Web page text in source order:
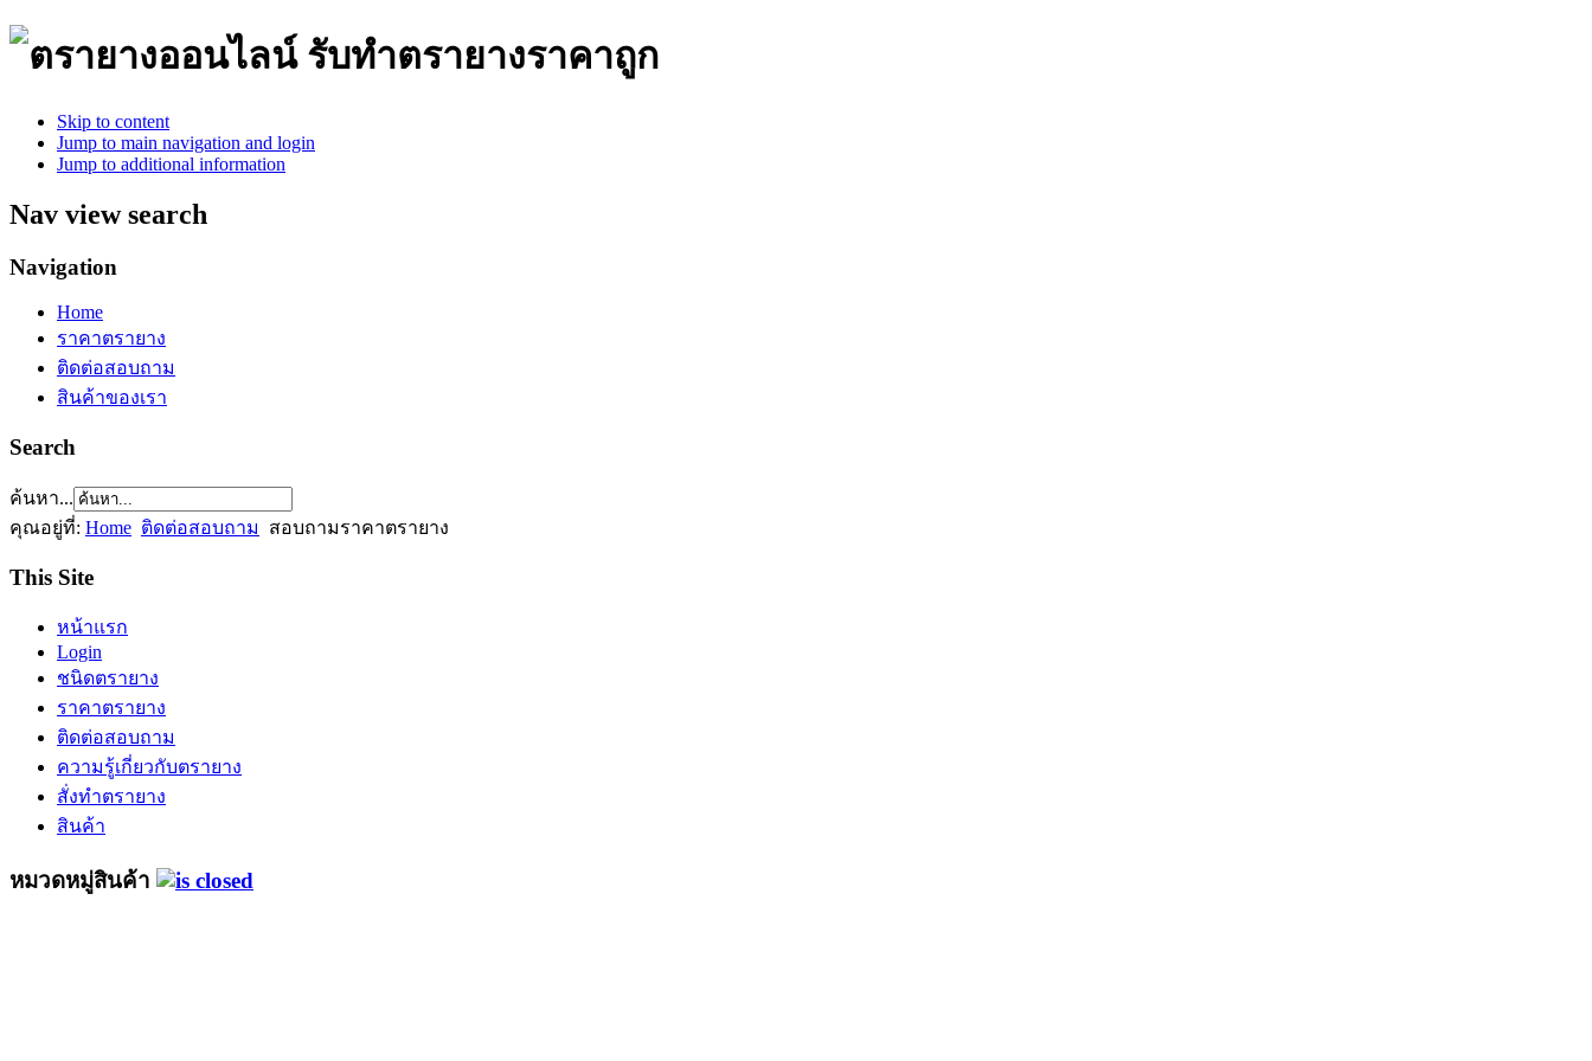
รับทำตรายางราคาถูก
Skip to content
Jump to main navigation and login
Jump to additional information
Nav view search
Navigation
Home
ราคาตรายาง
ติดต่อสอบถาม
สินค้าของเรา
Search
ค้นหา...
คุณอยู่ที่: Home ติดต่อสอบถาม สอบถามราคาตรายาง
This Site
หน้าแรก
Login
ชนิดตรายาง
ราคาตรายาง
ติดต่อสอบถาม
ความรู้เกี่ยวกับตรายาง
สั่งทำตรายาง
สินค้า
หมวดหมู่สินค้า